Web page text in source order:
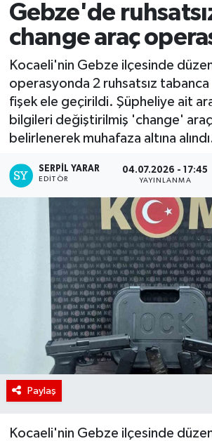
Gebze'de
change araç
Kocaeli'nin Gebze ilçesinde
operasyonda 2 ruhsatsız tabanca
fişek ele geçirildi. Şüpheliye ait
bilgileri değiştirilmiş 'change'
belirlenerek muhafaza altına
SERPİL YARAR
EDITÖR
04.07.2026 - 17:45
YAYINLANMA
Paylaş
Kocaeli'nin Gebze ilçesinde